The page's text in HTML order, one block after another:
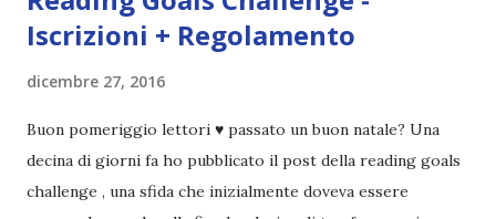
Iscrizioni + Regolamento
dicembre 27, 2016
Buon pomeriggio lettori ♥ passato un buon natale? Una
decina di giorni fa ho pubblicato il post della reading goals
challenge , una sfida che inizialmente doveva essere